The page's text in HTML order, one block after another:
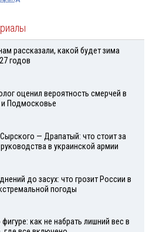
рассказали, какой будет зима
годов
оценил вероятность смерчей в
Подмосковье
— Драпатый: что стоит за
в украинской армии
до засух: что грозит России в
погоды
как не набрать лишний вес в